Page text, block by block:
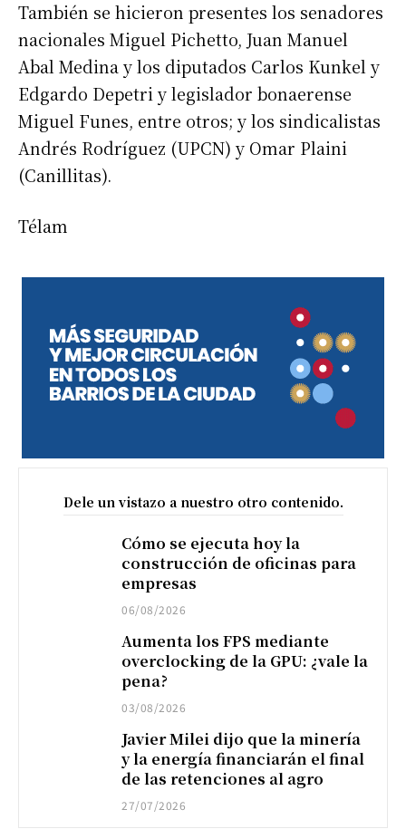
También se hicieron presentes los senadores
nacionales Miguel Pichetto, Juan Manuel
Abal Medina y los diputados Carlos Kunkel y
Edgardo Depetri y legislador bonaerense
Miguel Funes, entre otros; y los sindicalistas
Andrés Rodríguez (UPCN) y Omar Plaini
(Canillitas).
Télam
Dele un vistazo a nuestro otro contenido.
Cómo se ejecuta hoy la
construcción de oficinas para
empresas
06/08/2026
Aumenta los FPS mediante
overclocking de la GPU: ¿vale la
pena?
03/08/2026
Javier Milei dijo que la minería
y la energía financiarán el final
de las retenciones al agro
27/07/2026